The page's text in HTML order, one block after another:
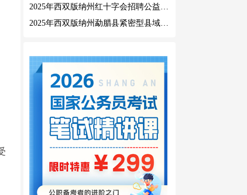
2025年西双版纳州红十字会招聘公益性岗位人员公告
2025年西双版纳州勐腊县紧密型县域医共体招聘编外人员公告